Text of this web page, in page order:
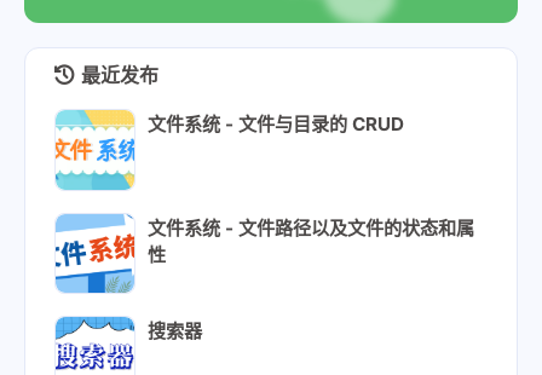
最近发布
文件系统 - 文件与目录的 CRUD
文件系统 - 文件路径以及文件的状态和属
性
搜索器